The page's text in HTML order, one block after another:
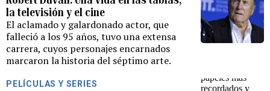
la televisión y el cine
El aclamado y galardonado actor, que
falleció a los 95 años, tuvo una extensa
carrera, cuyos personajes encarnados
marcaron la historia del séptimo arte.
PELÍCULAS Y SERIES